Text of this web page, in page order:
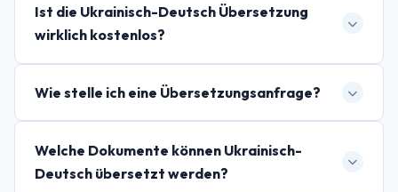
Ist die Ukrainisch-Deutsch Übersetzung
wirklich kostenlos?
Wie stelle ich eine Übersetzungsanfrage?
Welche Dokumente können Ukrainisch-
Deutsch übersetzt werden?